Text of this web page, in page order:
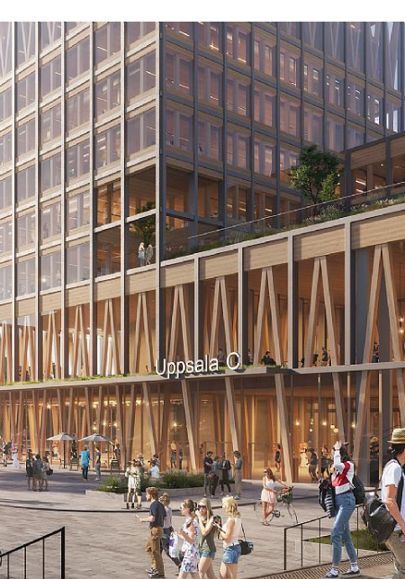
Visionen for det nye stationsområde er at skabe et
levende, bæredygtigt og grønt bymiljø. Planlægning
byelementer er en vigtig forudsætning for
byplanlægning og for målet om at bremse
Planen foreslår en række grøn-blå løsninger, der
bidrager til en socialt, økonomisk og økologisk
Udviklingsplanen beskriver således en vision, hvor
forbundet med byens destinationer via grønne
forbindelse med stationsområdet bliver der skabt
destinationspunkter og pladsdannelser, hvor social
forretningsmuligheder er centrale. De offentlige
en række forskellige aktiviteter, hvor folk i alle aldre
trygge og sikre. Pladser, gader og parker skaber et
bymiljø, samtidig med at eksisterende natur
værdier tilføjes, f.eks. integrerede
rekreative områder.